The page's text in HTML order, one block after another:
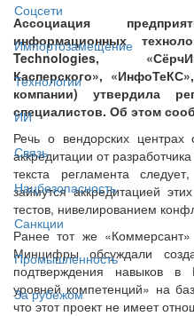
Соцсети
Импортозамещение
Технологии
ИИ
Связь
Нацбезопасность
Санкции
Промышленность
За рубежом
Ассоциация
информационных
Technologies,
Касперского»,
компании) утвердила
специалистов. Об этом
Речь о вендорских
аккредитации от
текста регламента
займутся аккредитацией
тестов, нивелированием
Ранее тот же
Минцифры обсуждали
подтверждения навыков
уровней компетенций» на
что этот проект не имеет